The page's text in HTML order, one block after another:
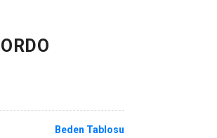
Beden Tablosu